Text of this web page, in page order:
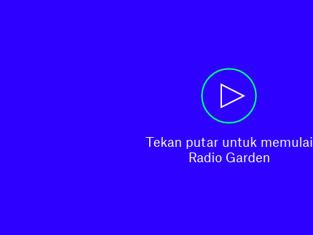
Tekan putar untuk memulai
Radio Garden